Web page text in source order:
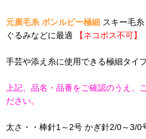
元廣毛糸 ボンルビー極細 スキー毛
ぐるみなどに最適
【ネコポス不可】
手芸や添え糸に使用できる極細タイ
上記、品名・品番をご確認のうえ、
ださい。
太さ・・棒針1～2号 かぎ針2/0～3/0